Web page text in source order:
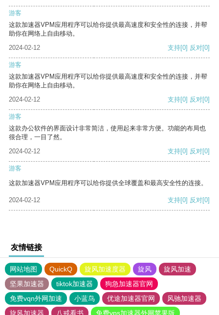
游客
这款加速器VPM应用程序可以给你提供最高速度和安全性的连接，并帮
助你在网络上自由移动。
2024-02-12
支持[0] 反对[0]
游客
这款加速器VPM应用程序可以给你提供最高速度和安全性的连接，并帮
助你在网络上自由移动。
2024-02-12
支持[0] 反对[0]
游客
这款办公软件的界面设计非常简洁，使用起来非常方便。功能的布局也
很合理，一目了然。
2024-02-12
支持[0] 反对[0]
游客
这款加速器VPM应用程序可以给你提供全球覆盖和最高安全性的连接。
2024-02-12 支持[0] 反对[0]
友情链接
网站地图 QuickQ 旋风加速度器 旋风
旋风加速
坚果加速器
tiktok加速器
狗急加速器官网
免费vqn外网加速
小蓝鸟 优途加速器官网
风驰加速器
旋风加速器
八戒看书 免费vps加速器外网苹果版